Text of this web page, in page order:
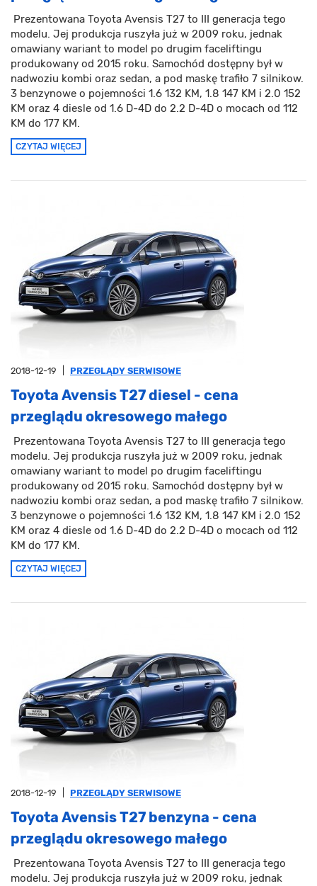
Prezentowana Toyota Avensis T27 to III generacja tego
modelu. Jej produkcja ruszyła już w 2009 roku, jednak
omawiany wariant to model po drugim faceliftingu
produkowany od 2015 roku. Samochód dostępny był w
nadwoziu kombi oraz sedan, a pod maskę trafiło 7 silnikow.
3 benzynowe o pojemności 1.6 132 KM, 1.8 147 KM i 2.0 152
KM oraz 4 diesle od 1.6 D-4D do 2.2 D-4D o mocach od 112
KM do 177 KM.
CZYTAJ WIĘCEJ
2018-12-19 PRZEGLĄDY SERWISOWE
Toyota Avensis T27 diesel - cena
przeglądu okresowego małego
Prezentowana Toyota Avensis T27 to III generacja tego
modelu. Jej produkcja ruszyła już w 2009 roku, jednak
omawiany wariant to model po drugim faceliftingu
produkowany od 2015 roku. Samochód dostępny był w
nadwoziu kombi oraz sedan, a pod maskę trafiło 7 silnikow.
3 benzynowe o pojemności 1.6 132 KM, 1.8 147 KM i 2.0 152
KM oraz 4 diesle od 1.6 D-4D do 2.2 D-4D o mocach od 112
KM do 177 KM.
CZYTAJ WIĘCEJ
2018-12-19 PRZEGLĄDY SERWISOWE
Toyota Avensis T27 benzyna - cena
przeglądu okresowego małego
Prezentowana Toyota Avensis T27 to III generacja tego
modelu. Jej produkcja ruszyła już w 2009 roku, jednak